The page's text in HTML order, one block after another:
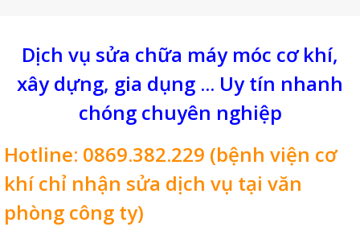
Dịch vụ sửa chữa máy móc cơ khí,
xây dựng, gia dụng ... Uy tín nhanh
chóng chuyên nghiệp
Hotline: 0869.382.229 (bệnh viện cơ
khí chỉ nhận sửa dịch vụ tại văn
phòng công ty)